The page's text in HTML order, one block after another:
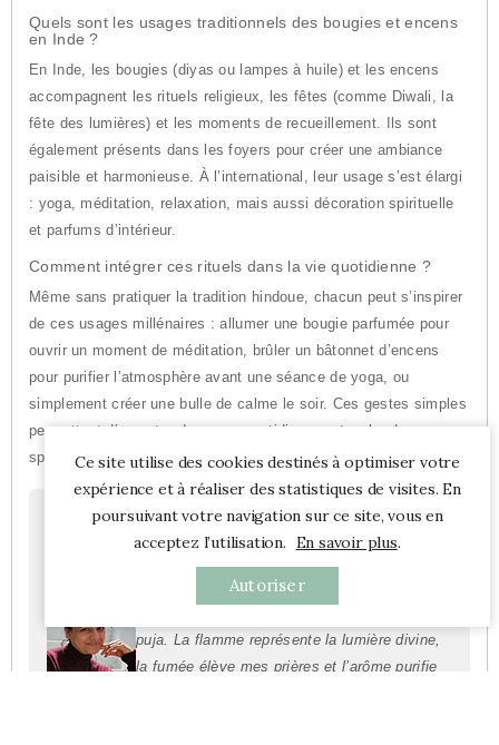
Quels sont les usages traditionnels des bougies et encens
en Inde ?
En Inde, les bougies (diyas ou lampes à huile) et les encens
accompagnent les rituels religieux, les fêtes (comme Diwali, la
fête des lumières) et les moments de recueillement. Ils sont
également présents dans les foyers pour créer une ambiance
paisible et harmonieuse. À l’international, leur usage s’est élargi
: yoga, méditation, relaxation, mais aussi décoration spirituelle
et parfums d’intérieur.
Comment intégrer ces rituels dans la vie quotidienne ?
Même sans pratiquer la tradition hindoue, chacun peut s’inspirer
de ces usages millénaires : allumer une bougie parfumée pour
ouvrir un moment de méditation, brûler un bâtonnet d’encens
pour purifier l’atmosphère avant une séance de yoga, ou
simplement créer une bulle de calme le soir. Ces gestes simples
permettent d’apporter dans son quotidien une touche de
spiritualité, de sérénité et de recentrage.
Le rituel de Pankaj Sharma
j’allume une lumière et brûle quelques
puja. La flamme représente la lumière divine,
la fumée élève mes prières et l’arôme purifie
Ce site utilise des cookies destinés à optimiser votre
expérience et à réaliser des statistiques de visites. En
poursuivant votre navigation sur ce site, vous en
acceptez l’utilisation. En savoir plus.
Autoriser